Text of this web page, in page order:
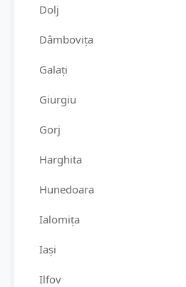
Dolj
Dâmbovița
Galați
Giurgiu
Gorj
Harghita
Hunedoara
Ialomița
Iași
Ilfov